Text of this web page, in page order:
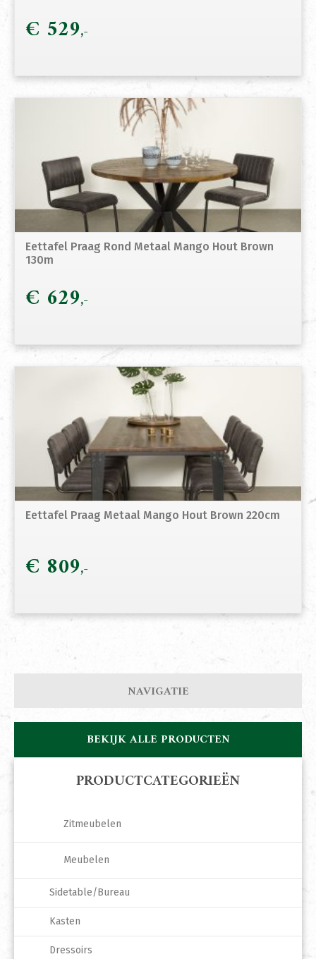
€ 529
Eettafel Praag Rond Metaal Mango Hout Brown
130m
€ 629
Eettafel Praag Metaal Mango Hout Brown 220cm
€ 809
NAVIGATIE
BEKIJK ALLE PRODUCTEN
PRODUCTCATEGORIEËN
Zitmeubelen
Meubelen
Sidetable/Bureau
Kasten
Dressoirs